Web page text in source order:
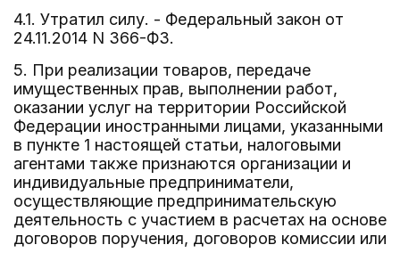
4.1. Утратил силу. - Федеральный закон от
24.11.2014 N 366-ФЗ.
5. При реализации товаров, передаче
имущественных прав, выполнении работ,
оказании услуг на территории Российской
Федерации иностранными лицами, указанными
в пункте 1 настоящей статьи, налоговыми
агентами также признаются организации и
индивидуальные предприниматели,
осуществляющие предпринимательскую
деятельность с участием в расчетах на основе
договоров поручения, договоров комиссии или